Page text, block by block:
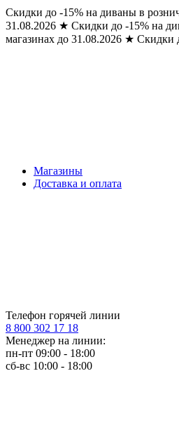
Скидки до -15% на диваны в
31.08.2026 ★ Скидки до -15% на
магазинах до 31.08.2026 ★ Скидки
Магазины
Доставка и оплата
Телефон горячей линии
8 800 302 17 18
Менеджер на линии:
пн-пт 09:00 - 18:00
сб-вс 10:00 - 18:00